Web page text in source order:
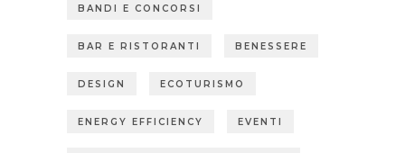
BANDI E CONCORSI
BAR E RISTORANTI BENESSERE
DESIGN ECOTURISMO
ENERGY EFFICIENCY EVENTI